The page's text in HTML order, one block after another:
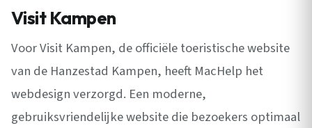
Visit Kampen
Voor Visit Kampen, de officiële toeristische website
van de Hanzestad Kampen, heeft MacHelp het
webdesign verzorgd. Een moderne,
gebruiksvriendelijke website die bezoekers optimaal